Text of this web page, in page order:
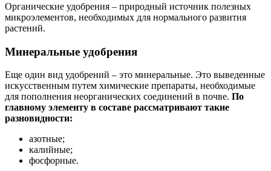
Органические удобрения – природный источник полезных
микроэлементов, необходимых для нормального развития
растений.
Минеральные удобрения
Еще один вид удобрений – это минеральные. Это выведенные
искусственным путем химические препараты, необходимые
для пополнения неорганических соединений в почве. По
главному элементу в составе рассматривают такие
разновидности:
азотные;
калийные;
фосфорные.